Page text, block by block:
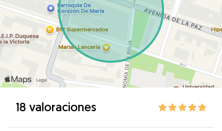
18 valoraciones